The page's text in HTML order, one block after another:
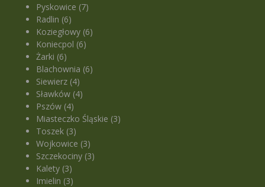
Pyskowice (7)
Radlin (6)
Koziegłowy (6)
Koniecpol (6)
Żarki (6)
Blachownia (6)
Siewierz (4)
Sławków (4)
Pszów (4)
Miasteczko Śląskie (3)
Toszek (3)
Wojkowice (3)
Szczekociny (3)
Kalety (3)
Imielin (3)